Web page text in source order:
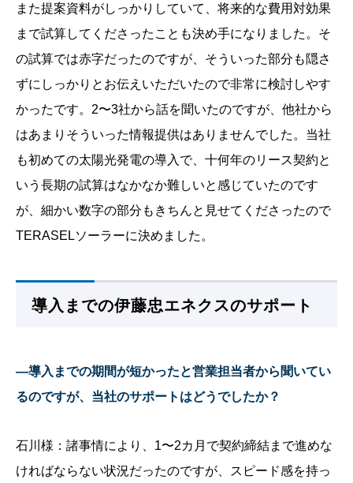
また提案資料がしっかりしていて、将来的な費用対効果
まで試算してくださったことも決め手になりました。そ
の試算では赤字だったのですが、そういった部分も隠さ
ずにしっかりとお伝えいただいたので非常に検討しやす
かったです。2〜3社から話を聞いたのですが、他社から
はあまりそういった情報提供はありませんでした。当社
も初めての太陽光発電の導入で、十何年のリース契約と
いう長期の試算はなかなか難しいと感じていたのです
が、細かい数字の部分もきちんと見せてくださったので
TERASELソーラーに決めました。
導入までの伊藤忠エネクスのサポート
—導入までの期間が短かったと営業担当者から聞いてい
るのですが、当社のサポートはどうでしたか？
石川様：諸事情により、1〜2カ月で契約締結まで進めな
ければならない状況だったのですが、スピード感を持っ